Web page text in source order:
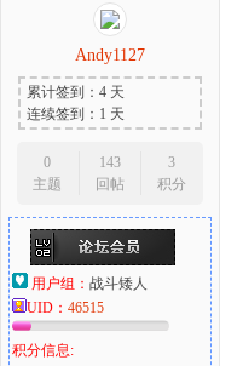
Andy1127
累计签到：4 天
连续签到：1 天
0
主题
143
回帖
3
积分
用户组： 战斗矮人
UID： 46515
积分信息: